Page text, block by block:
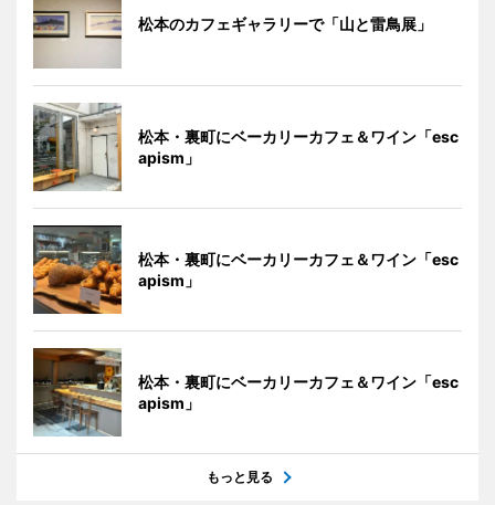
松本のカフェギャラリーで「山と雷鳥展」
松本・裏町にベーカリーカフェ＆ワイン「esc
apism」
松本・裏町にベーカリーカフェ＆ワイン「esc
apism」
松本・裏町にベーカリーカフェ＆ワイン「esc
apism」
もっと見る